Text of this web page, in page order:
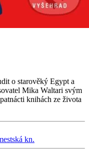
o starověký Egypt a
Mika Waltari svým
knihách ze života
kn.